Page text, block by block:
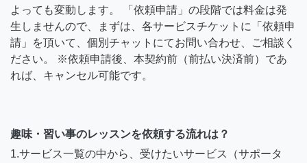
よっても変動します。 「依頼申請」の段階では料金は発
生しませんので、まずは、各サービスチケットに「依頼申
請」を頂いて、個別チャットにてお問い合わせ、ご相談く
ださい。 ※依頼申請後、本契約前（前払い決済前）であ
れば、キャンセル可能です。
趣味・習い事のレッスンを依頼する流れは？
1.サービス一覧の中から、受けたいサービス（サポータ